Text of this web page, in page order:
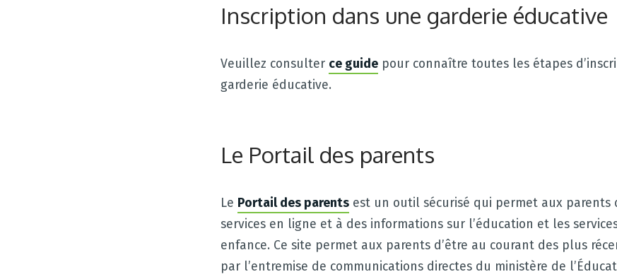
Inscription dans une garderie éducative
Veuillez consulter ce guide pour connaître toutes les étapes
garderie éducative.
Le Portail des parents
Le Portail des parents est un outil sécurisé qui permet aux parents
services en ligne et à des informations sur l’éducation et les
enfance. Ce site permet aux parents d’être au courant des plus
par l’entremise de communications directes du ministère de